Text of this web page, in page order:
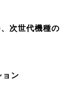
次世代機種の
ョン